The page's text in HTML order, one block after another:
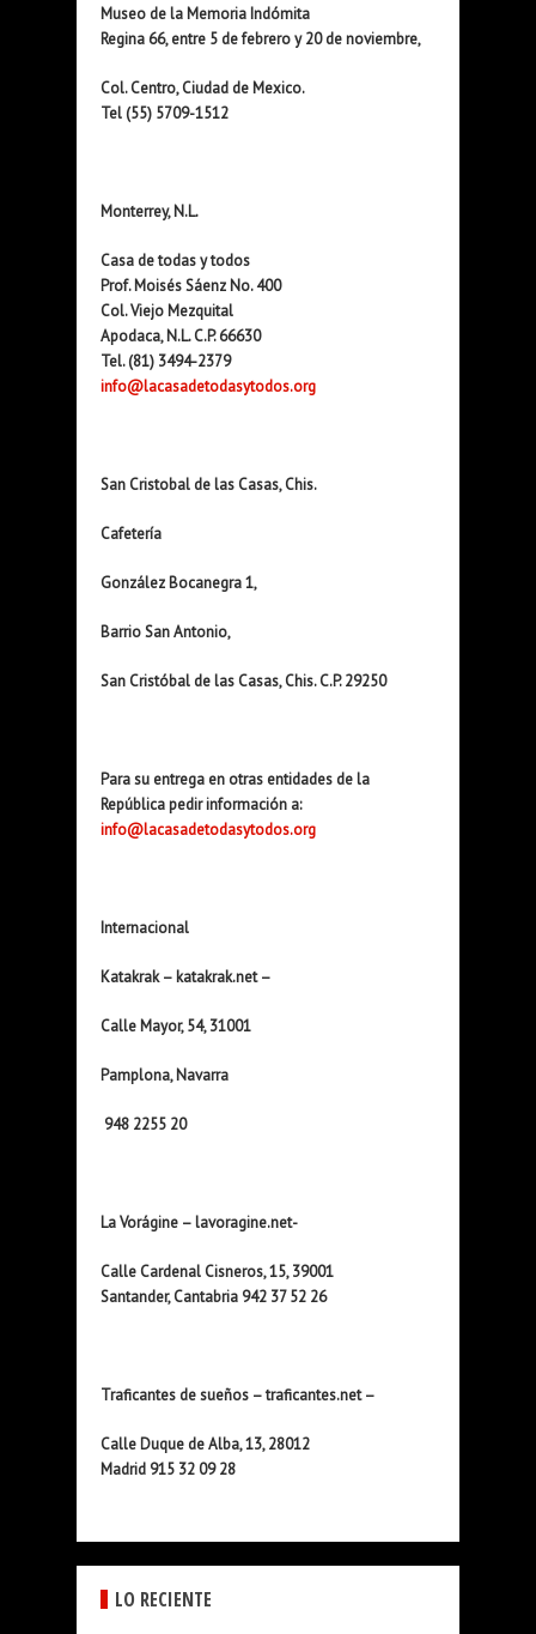
Museo de la Memoria Indómita
Regina 66, entre 5 de febrero y 20 de noviembre,
Col. Centro, Ciudad de Mexico.
Tel (55) 5709-1512
Monterrey, N.L.
Casa de todas y todos
Prof. Moisés Sáenz No. 400
Col. Viejo Mezquital
Apodaca, N.L. C.P. 66630
Tel. (81) 3494-2379
info@lacasadetodasytodos.org
San Cristobal de las Casas, Chis.
Cafetería
González Bocanegra 1,
Barrio San Antonio,
San Cristóbal de las Casas, Chis. C.P. 29250
Para su entrega en otras entidades de la
República pedir información a:
info@lacasadetodasytodos.org
Internacional
Katakrak – katakrak.net –
Calle Mayor, 54, 31001
Pamplona, Navarra
948 2255 20
La Vorágine – lavoragine.net-
Calle Cardenal Cisneros, 15, 39001
Santander, Cantabria 942 37 52 26
Traficantes de sueños – traficantes.net –
Calle Duque de Alba, 13, 28012
Madrid 915 32 09 28
LO RECIENTE